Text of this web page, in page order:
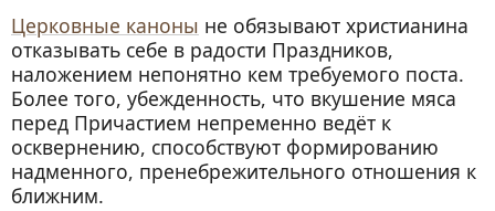
Церковные каноны не обязывают христианина
отказывать себе в радости Праздников,
наложением непонятно кем требуемого поста.
Более того, убежденность, что вкушение мяса
перед Причастием непременно ведёт к
осквернению, способствуют формированию
надменного, пренебрежительного отношения к
ближним.